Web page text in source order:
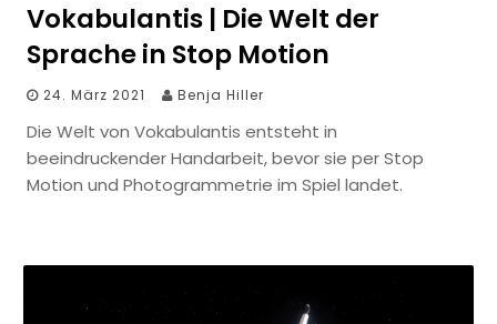
Vokabulantis | Die Welt der
Sprache in Stop Motion
24. März 2021 Benja Hiller
Die Welt von Vokabulantis entsteht in
beeindruckender Handarbeit, bevor sie per Stop
Motion und Photogrammetrie im Spiel landet.